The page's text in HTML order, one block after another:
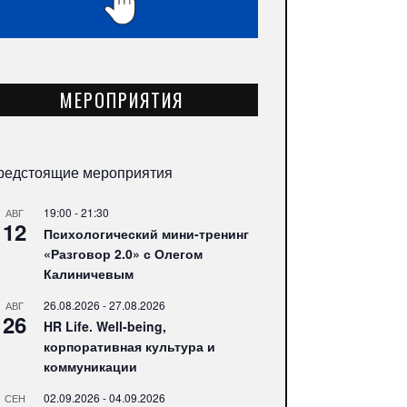
МЕРОПРИЯТИЯ
мероприятия
АВГ
12
19:00 -21:30
Психологический мини-тренинг
«Разговор 2.0» с Олегом
Калиничевым
АВГ
26
26.08.2026 -27.08.2026
HR Life. Well-being,
корпоративная культура и
коммуникации
СЕН 02.09.2026 -04.09.2026